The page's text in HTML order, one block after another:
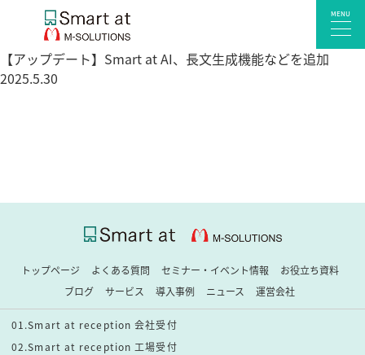
kintoneプラグイン・連携サービス
Smart at 自治体DX
エンタープライズ向けkintone開発
Smart at event
Smart at GATE for LINE WORKS
MENU
【アップデート】Smart at AI、長文生成機能などを追加
2025.5.30
トップページ よくある質問 セミナー・イベント情報
お役立ち資料
ブログ
サービス 導入事例 ニュース 運営会社
01.Smart at reception 会社受付
02.Smart at reception 工場受付